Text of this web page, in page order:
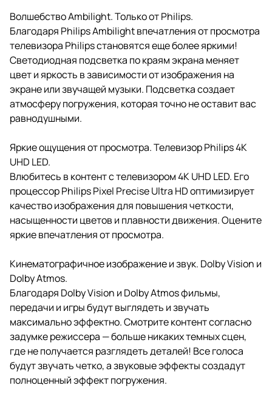
Волшебство Ambilight. Только от Philips.
Благодаря Philips Ambilight впечатления от просмотра
телевизора Philips становятся еще более яркими!
Светодиодная подсветка по краям экрана меняет
цвет и яркость в зависимости от изображения на
экране или звучащей музыки. Подсветка создает
атмосферу погружения, которая точно не оставит вас
равнодушными.
Яркие ощущения от просмотра. Телевизор Philips 4K
UHD LED.
Влюбитесь в контент с телевизором 4K UHD LED. Его
процессор Philips Pixel Precise Ultra HD оптимизирует
качество изображения для повышения четкости,
насыщенности цветов и плавности движения. Оцените
яркие впечатления от просмотра.
Кинематографичное изображение и звук. Dolby Vision и
Dolby Atmos.
Благодаря Dolby Vision и Dolby Atmos фильмы,
передачи и игры будут выглядеть и звучать
максимально эффектно. Смотрите контент согласно
задумке режиссера — больше никаких темных сцен,
где не получается разглядеть деталей! Все голоса
будут звучать четко, а звуковые эффекты создадут
полноценный эффект погружения.